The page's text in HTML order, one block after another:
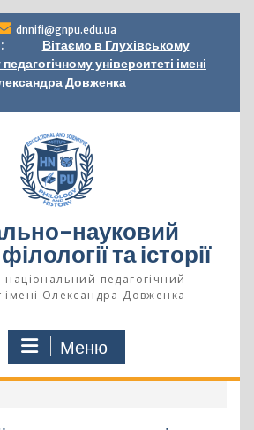
dnnifi@gnpu.edu.ua
Вітаємо в Глухівському
університеті імені
Довженка
науковий
та історії
національний педагогічний
імені Олександра Довженка
Меню